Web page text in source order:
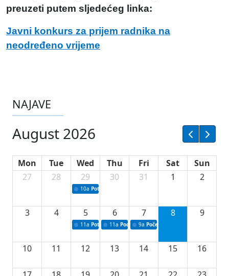
preuzeti putem sljedećeg linka:
Javni konkurs za prijem radnika na
neodređeno vrijeme
NAJAVE
August 2026
Mon Tue Wed Thu Fri Sat
Sun
27
28 29
10a Potpisivanje ugovora sa neprofitnim
30 31 1 2
3 4 5
11a Potpisivanje ugovora o stipendijama za
6
11a Podrška razvoju vodne infrastrukture u
7
9a Početak izgradnje nove
8 9
10 11 12 13 14 15 16